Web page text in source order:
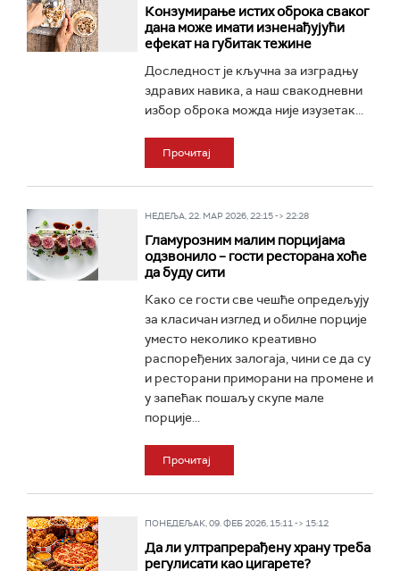
Конзумирање истих оброка сваког
дана може имати изненађујући
ефекат на губитак тежине
Доследност је кључна за изградњу
здравих навика, а наш свакодневни
избор оброка можда није изузетак...
Прочитај
НЕДЕЉА, 22. МАР 2026, 22:15 -> 22:28
Гламурозним малим порцијама
одзвонило – гости ресторана хоће
да буду сити
Како се гости све чешће опредељују
за класичан изглед и обилне порције
уместо неколико креативно
распоређених залогаја, чини се да су
и ресторани приморани на промене и
у запећак пошаљу скупе мале
порције...
Прочитај
ПОНЕДЕЉАК, 09. ФЕБ 2026, 15:11 -> 15:12
Да ли ултрапрерађену храну треба
регулисати као цигарете?